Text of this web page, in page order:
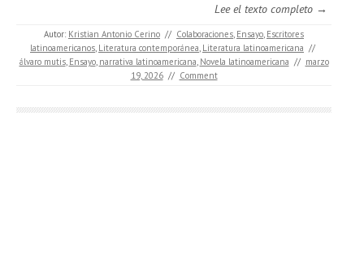
Lee el texto completo →
Autor: Kristian Antonio Cerino // Colaboraciones Ensayo Escritores
latinoamericanos Literatura contemporánea Literatura latinoamericana //
álvaro mutis, Ensayo, narrativa latinoamericana Novela latinoamericana // marzo
19, 2026 // Comment